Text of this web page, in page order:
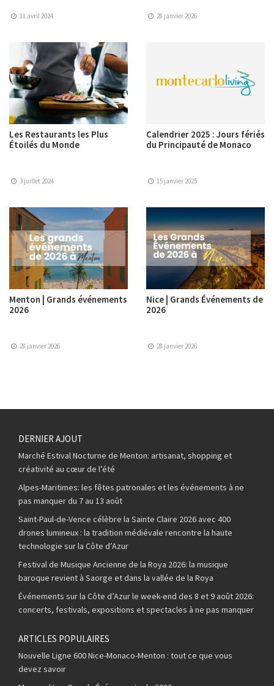
11 avril 2024 28 janvier 2026
Les Restaurants les Plus
Étoilés du Monde
3 juillet 2024
Calendrier 2025 : Jours fériés
du Principauté de Monaco
15 janvier 2025
Menton | Grands événements
2026
28 janvier 2026
Nice | Grands Événements de
2026
28 janvier 2026
DERNIER AJOUT
Marché Estival Nocturne de Menton: artisanat, shopping et
créativité au cœur de l’été
Alpes-Maritimes: les fêtes patronales et les événements à ne
pas manquer du 7 au 13 août
Saint-Paul-de-Vence célèbre la Sainte Claire 2026 avec 400
drones lumineux : la tradition médiévale rencontre la haute
technologie sur la Côte d’Azur
Festival de Musique Ancienne de la Roya 2026: la musique
baroque revient à Saorge et dans la vallée de la Roya
Événements sur la Côte d’Azur le week-end des 8 et 9 août 2026:
concerts, festivals, expositions et spectacles à ne pas manquer
ARTICLES POPULAIRES
Nouvelle Ligne 600 Nice-Monaco-Menton : tout ce que vous
devez savoir